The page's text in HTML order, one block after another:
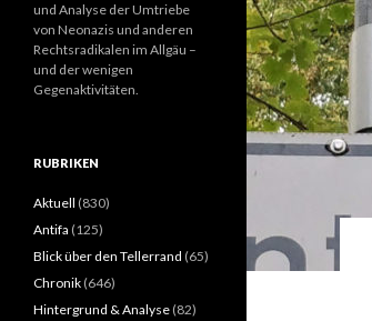
und Analyse der Umtriebe
von Neonazis und anderen
Rechtsradikalen im Allgäu –
und der wenigen
Gegenaktivitäten.
RUBRIKEN
Aktuell (830)
Antifa (125)
Blick über den Tellerrand (65)
Chronik (646)
Hintergrund & Analyse (82)